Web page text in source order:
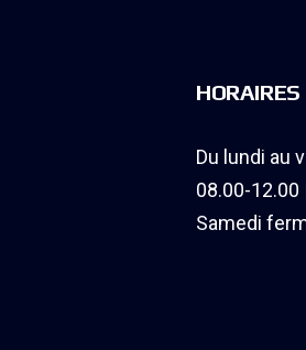
HORAIRES
Du lundi au
08.00-12.00
Samedi